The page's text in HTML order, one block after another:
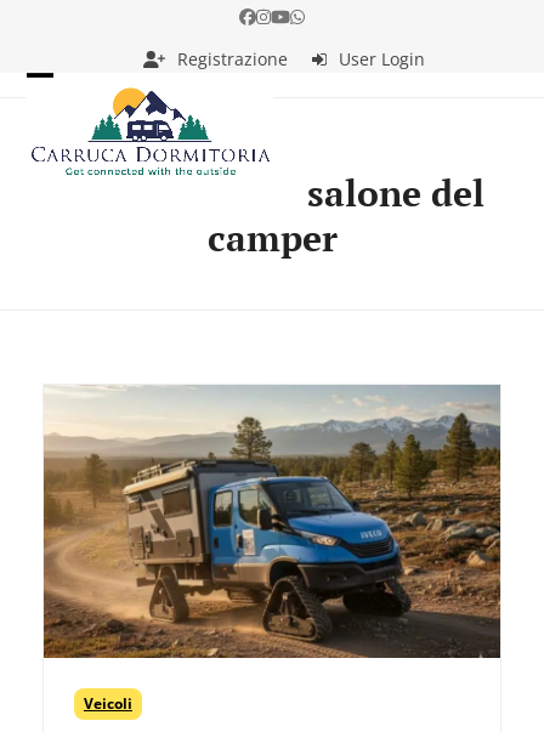
Facebook
Instagram
YouTube
Whatsapp
Registrazione
User Login
mobile
menu
mobile
menu
salone del
camper
Veicoli